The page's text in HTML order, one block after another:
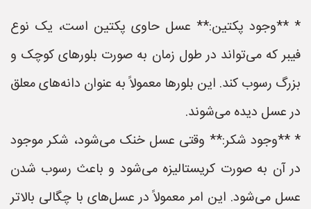
* **وجود پکتین:** عسل حاوی پکتین است، یک نوع
فیبر که می‌تواند در طول زمان به صورت بلورهای کوچک و
بزرگ رسوب کند. این بلورها معمولاً به عنوان دانه‌های معلق
در عسل دیده می‌شوند.
* **وجود شکر:** وقتی عسل خنک می‌شود، شکر موجود
در آن به صورت کریستالیزه می‌شود و باعث رسوب شدن
عسل می‌شود. این امر معمولاً در عسل‌های با چگالی بالاتر